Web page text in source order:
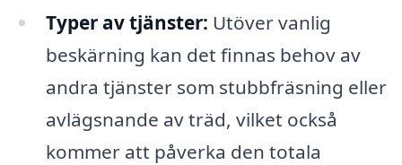
Typer av tjänster: Utöver vanlig
beskärning kan det finnas behov av
andra tjänster som stubbfräsning eller
avlägsnande av träd, vilket också
kommer att påverka den totala